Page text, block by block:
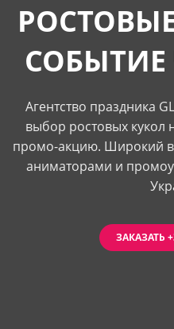
Агентство праздника
выбор ростовых кукол
промо-акцию. Широкий
аниматорами и
ЗАКАЗАТЬ